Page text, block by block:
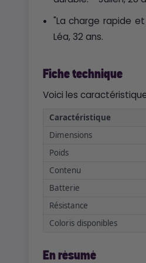
"La charge rapide
Léa, 32 ans.
Fiche technique
Voici les
Caractéristique
Dimensions
Poids
Contenu
Batterie
Résistance
Coloris disponibles
En résumé